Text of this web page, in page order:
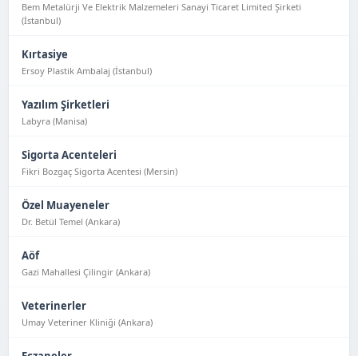
Bem Metalürji Ve Elektrik Malzemeleri Sanayi Ticaret Limited Şirketi
(İstanbul)
Kırtasiye
Ersoy Plastik Ambalaj (İstanbul)
Yazılım Şirketleri
Labyra (Manisa)
Sigorta Acenteleri
Fikri Bozgaç Sigorta Acentesi (Mersin)
Özel Muayeneler
Dr. Betül Temel (Ankara)
Aöf
Gazi Mahallesi Çilingir (Ankara)
Veterinerler
Umay Veteriner Kliniği (Ankara)